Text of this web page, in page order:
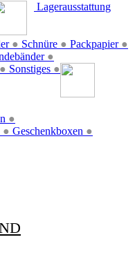
● Schnüre ● Packpapier ●
Lagerausstattung
●
● Sonstiges ●
●
● Geschenkboxen ●